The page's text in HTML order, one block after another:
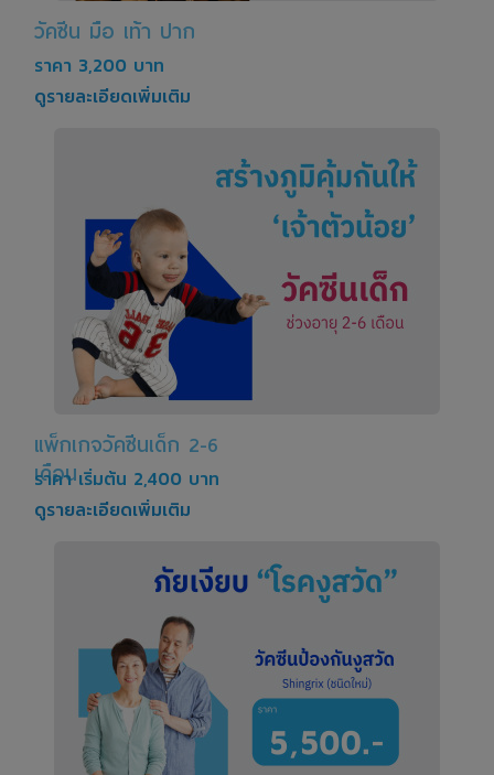
วัคซีน มือ เท้า ปาก
ราคา 3,200 บาท
ดูรายละเอียดเพิ่มเติม
แพ็กเกจวัคซีนเด็ก 2-6
เดือน
ราคา เริ่มต้น 2,400 บาท
ดูรายละเอียดเพิ่มเติม